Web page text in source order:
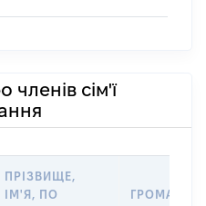
членів сім'ї
ПРІЗВИЩЕ,
ІМ'Я, ПО